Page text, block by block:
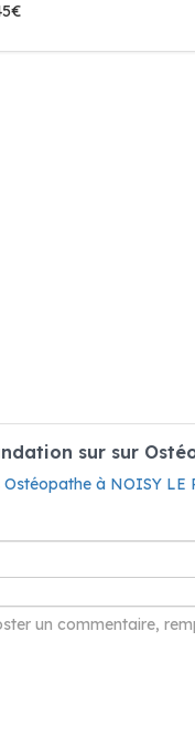
sur sur
Ostéopathe à NOISY LE